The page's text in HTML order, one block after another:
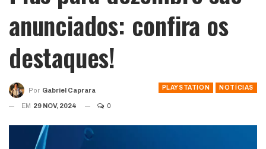
anunciados: confira os
destaques!
PLAYSTATION NOTÍCIAS
Por Gabriel Caprara
EM 29 NOV, 2024 0